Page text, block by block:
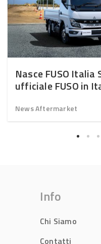
Nasce FUSO
ufficiale FUSO in
News Aftermarket
Info
Chi Siamo
Contatti